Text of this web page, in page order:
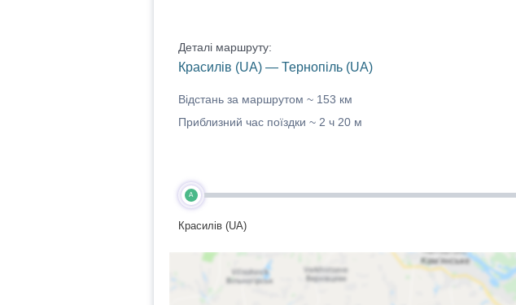
Деталі маршруту:
Красилів (UA) — Тернопіль (UA)
Відстань за маршрутом ~ 153 км
Приблизний час поїздки ~ 2 ч 20 м
A
Красилів (UA)